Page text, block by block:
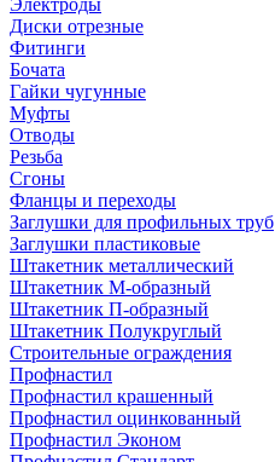
Электроды
Диски отрезные
Фитинги
Бочата
Гайки чугунные
Муфты
Отводы
Резьба
Сгоны
Фланцы и переходы
Заглушки для профильных труб
Заглушки пластиковые
Штакетник металлический
Штакетник М-образный
Штакетник П-образный
Штакетник Полукруглый
Строительные ограждения
Профнастил
Профнастил крашенный
Профнастил оцинкованный
Профнастил Эконом